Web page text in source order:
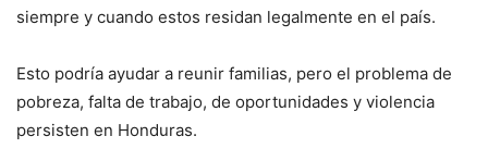
siempre y cuando estos residan legalmente en el país.
Esto podría ayudar a reunir familias, pero el problema de
pobreza, falta de trabajo, de oportunidades y violencia
persisten en Honduras.